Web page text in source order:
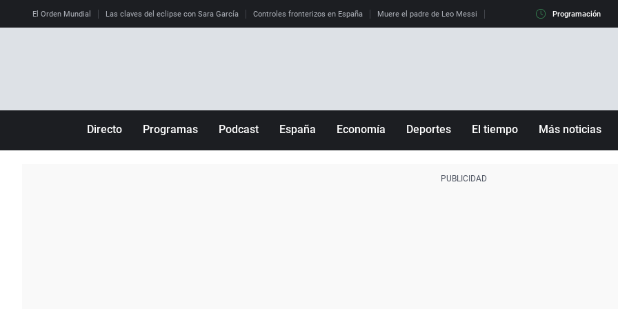
El Orden Mundial Las claves del eclipse con Sara García Controles fronterizos en España Muere el padre de Leo Messi La diferencia entre observar el
Programación
Directo Programas Podcast España Economía Deportes El tiempo Más noticias